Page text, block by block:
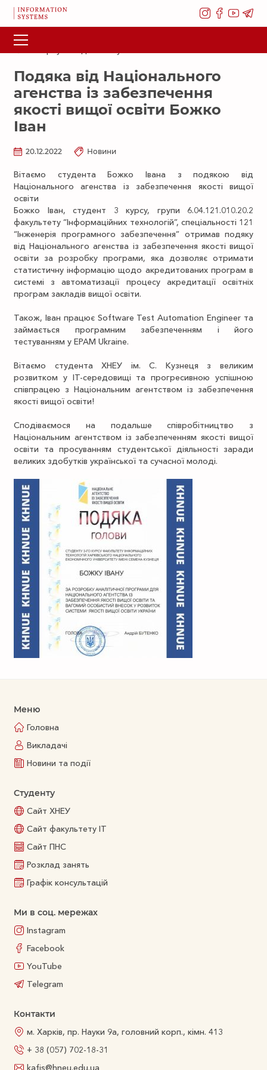
Подяка від Національного
агенства із забезпечення
якості вищої освіти Божко
Іван
20.12.2022 Новини
Вітаємо студента Божко Івана з подякою від
Національного агенства із забезпечення якості вищої
освіти
Божко Іван, студент 3 курсу, групи 6.04.121.010.20.2
факультету “Інформаційних технологій”, спеціальності 121
“Інженерія програмного забезпечення” отримав подяку
від Національного агенства із забезпечення якості вищої
освіти за розробку програми, яка дозволяє отримати
статистичну інформацію щодо акредитованих програм в
системі з автоматизації процесу акредитації освітніх
програм закладів вищої освіти.
Також, Іван працює Software Test Automation Engineer та
займається програмним забезпеченням і його
тестуванням у EPAM Ukraine.
Вітаємо студента ХНЕУ ім. С. Кузнеця з великим
розвитком у ІТ-середовищі та прогресивною успішною
співпрацею з Національним агентством із забезпечення
якості вищої освіти!
Сподіваємося на подальше співробітництво з
Національним агентством із забезпеченням якості вищої
освіти та просуванням студентської діяльності заради
великих здобутків української та сучасної молоді.
Меню
Головна
Викладачі
Новини та події
Студенту
Сайт ХНЕУ
Сайт факультету ІТ
Сайт ПНС
Розклад занять
Графік консультацій
Ми в соц. мережах
Instagram
Facebook
YouTube
Telegram
Контакти
м. Харків, пр. Науки 9а, головний корп., кімн. 413
+ 38 (057) 702-18-31
kafis@hneu.edu.ua